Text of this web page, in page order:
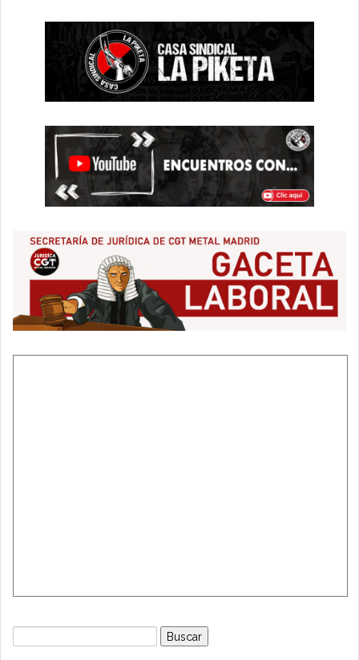
Buscar: